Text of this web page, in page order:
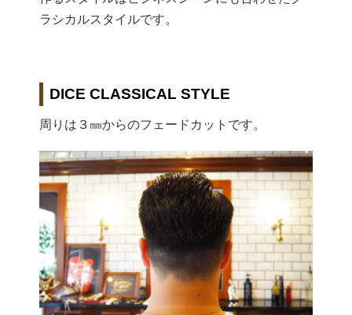
ラシカルスタイルです。
DICE CLASSICAL STYLE
周りは３㎜からのフェードカットです。